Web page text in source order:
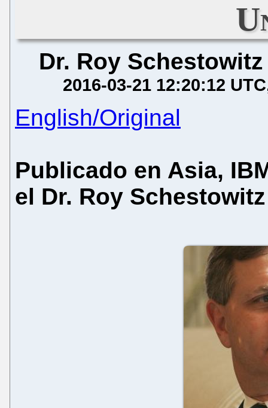
Dr. Roy Schestowitz
2016-03-21 12:20:12 UTC
English/Original
Publicado en Asia,
el Dr. Roy Schestowitz